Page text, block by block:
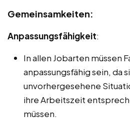
Gemeinsamkeiten:
Anpassungsfähigkeit:
In allen Jobarten müssen
anpassungsfähig sein, da
unvorhergesehene
ihre Arbeitszeit
müssen.